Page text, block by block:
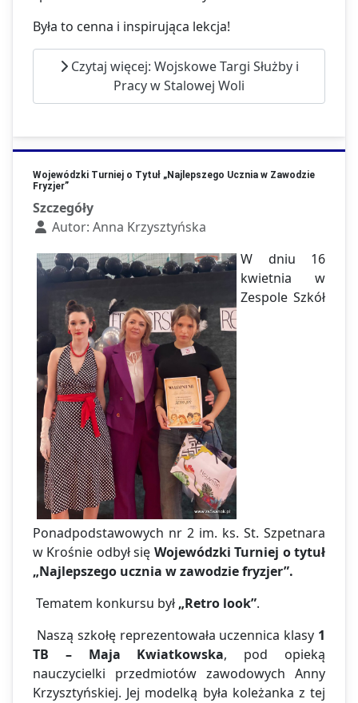
Była to cenna i inspirująca lekcja!
Czytaj więcej: Wojskowe Targi Służby i
Pracy w Stalowej Woli
Wojewódzki Turniej o Tytuł „Najlepszego Ucznia w Zawodzie
Fryzjer”
Szczegóły
Autor: Anna Krzysztyńska
W dniu 16
kwietnia w
Zespole Szkół
Ponadpodstawowych nr 2 im. ks. St. Szpetnara
w Krośnie odbył się Wojewódzki Turniej o tytuł
„Najlepszego ucznia w zawodzie fryzjer”.
Tematem konkursu był „Retro look”.
Naszą szkołę reprezentowała uczennica klasy 1
TB – Maja Kwiatkowska, pod opieką
nauczycielki przedmiotów zawodowych Anny
Krzysztyńskiej. Jej modelką była koleżanka z tej